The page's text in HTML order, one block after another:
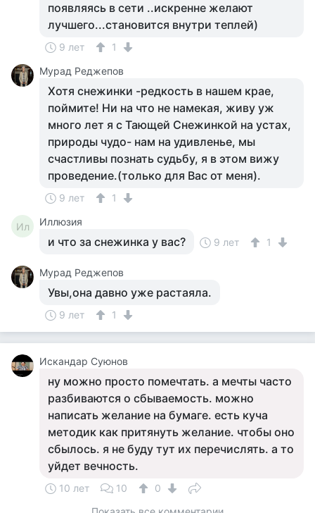
появляясь в сети ..искренне желают
лучшего...становится внутри теплей)
9 лет
1
Мурад Реджепов
Хотя снежинки -редкость в нашем крае,
поймите! Ни на что не намекая, живу уж
много лет я с Тающей Снежинкой на устах,
природы чудо- нам на удивленье, мы
счастливы познать судьбу, я в этом вижу
проведение.(только для Вас от меня).
9 лет 1
Ил Иллюзия
и что за снежинка у вас? 9 лет 1
Мурад Реджепов
Увы,она давно уже растаяла.
9 лет 1
Искандар Суюнов
ну можно просто помечтать. а мечты часто
разбиваются о сбываемость. можно
написать желание на бумаге. есть куча
методик как притянуть желание. чтобы оно
сбылось. я не буду тут их перечислять. а то
уйдет вечность.
10 лет 10
0